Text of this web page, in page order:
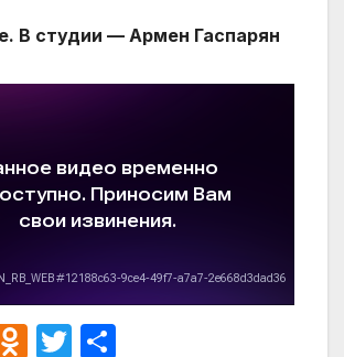
В студии — Армен Гаспарян
O T